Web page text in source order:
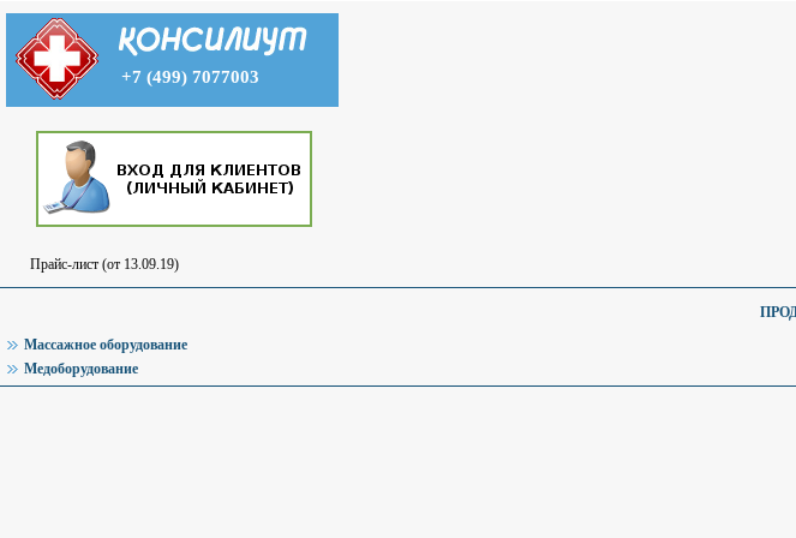
+7 (499) 7077003
Прайс-лист (от 13.09.19)
Массажное оборудование
Медоборудование